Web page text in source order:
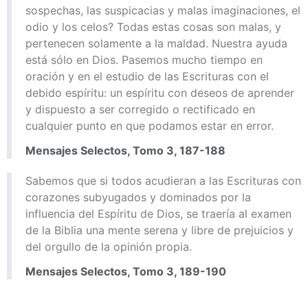
sospechas, las suspicacias y malas imaginaciones, el
odio y los celos? Todas estas cosas son malas, y
pertenecen solamente a la maldad. Nuestra ayuda
está sólo en Dios. Pasemos mucho tiempo en
oración y en el estudio de las Escrituras con el
debido espíritu: un espíritu con deseos de aprender
y dispuesto a ser corregido o rectificado en
cualquier punto en que podamos estar en error.
Mensajes Selectos, Tomo 3, 187-188
Sabemos que si todos acudieran a las Escrituras con
corazones subyugados y dominados por la
influencia del Espíritu de Dios, se traería al examen
de la Biblia una mente serena y libre de prejuicios y
del orgullo de la opinión propia.
Mensajes Selectos, Tomo 3, 189-190